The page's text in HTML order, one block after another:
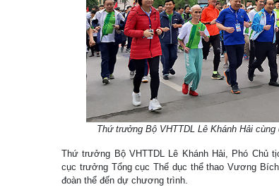
Thứ trưởng Bộ VHTTDL Lê Khánh Hải
Thứ trưởng Bộ VHTTDL Lê Khánh Hải, Phó Chủ
cục trưởng Tổng cục Thể dục thể thao Vương
đoàn thể đến dự chương trình.